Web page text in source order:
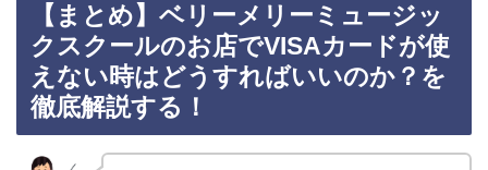
【まとめ】ベリーメリーミュージッ
クスクールのお店でVISAカードが使
えない時はどうすればいいのか？を
徹底解説する！